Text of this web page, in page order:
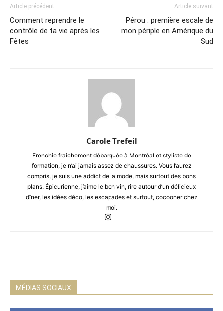
Article précédent
Comment reprendre le
contrôle de ta vie après les
Fêtes
Article suivant
Pérou : première escale de
mon périple en Amérique du
Sud
Carole Trefeil
Frenchie fraîchement débarquée à Montréal et styliste de
formation, je n’ai jamais assez de chaussures. Vous l’aurez
compris, je suis une addict de la mode, mais surtout des bons
plans. Épicurienne, j’aime le bon vin, rire autour d’un délicieux
dîner, les idées déco, les escapades et surtout, cocooner chez
moi.
MÉDIAS SOCIAUX